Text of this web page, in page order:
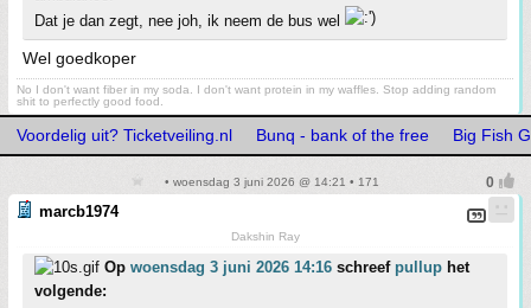
Dat je dan zegt, nee joh, ik neem de bus wel
Wel goedkoper
No I don't want fiber in my soda. I don't want protein in my waffles. Stop adding random
shit to perfectly good food.
Voordelig uit? Ticketveiling.nl Bunq - bank of the free Big Fish
• woensdag 3 juni 2026 @ 14:21 • 171
marcb1974
Dakshin Ray
Op woensdag 3 juni 2026 14:16 schreef pullup het
volgende: